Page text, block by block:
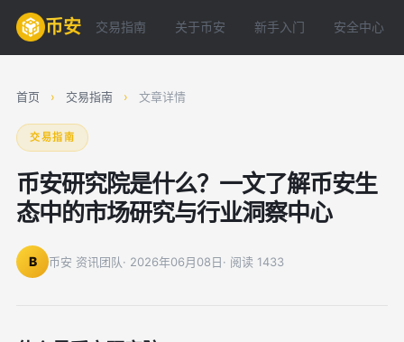
币安 交易指南 关于币安 新手入门 安全中心
首页 › 交易指南 › 文章详情
交易指南
币安研究院是什么？一文了解币安生
态中的市场研究与行业洞察中心
B 币安 资讯团队· 2026年06月08日· 阅读 1433